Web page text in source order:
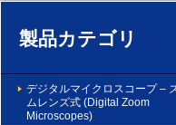
製品カテゴリ
デジタルマイクロスコープ –
ムレンズ式 (Digital Zoom
Microscopes)